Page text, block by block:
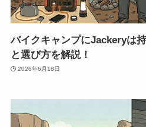
バイクキャンプにJackeryは
と選び方を解説！
2026年6月18日